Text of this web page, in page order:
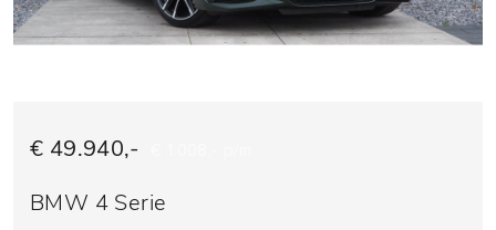
€ 49.940,-
BMW 4 Serie